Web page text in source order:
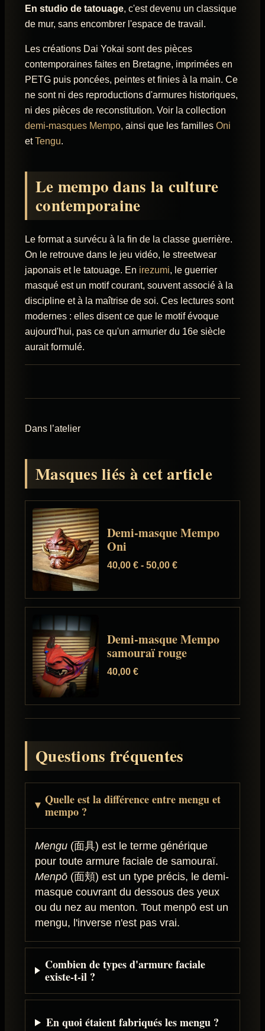
En studio de tatouage, c'est devenu un classique
de mur, sans encombrer l'espace de travail.
Les créations Dai Yokai sont des pièces
contemporaines faites en Bretagne, imprimées en
PETG puis poncées, peintes et finies à la main. Ce
ne sont ni des reproductions d'armures historiques,
ni des pièces de reconstitution. Voir la collection
demi-masques Mempo, ainsi que les familles Oni
etTengu.
Le mempo dans la culture
contemporaine
Le format a survécu à la fin de la classe guerrière.
On le retrouve dans le jeu vidéo, le streetwear
japonais et le tatouage. En irezumi, le guerrier
masqué est un motif courant, souvent associé à la
discipline et à la maîtrise de soi. Ces lectures sont
modernes : elles disent ce que le motif évoque
aujourd'hui, pas ce qu'un armurier du 16e siècle
aurait formulé.
Dans l’atelier
Masques liés à cet article
Demi-masque Mempo
Oni
40,00 € - 50,00 €
Demi-masque Mempo
samouraï rouge
40,00 €
Questions fréquentes
Quelle est la différence entre mengu et
mempo ?
Mengu (面具) est le terme générique
pour toute armure faciale de samouraï.
Menpō (面頬) est un type précis, le demi-
masque couvrant du dessous des yeux
ou du nez au menton. Tout menpō est un
mengu, l'inverse n'est pas vrai.
Combien de types d'armure faciale
existe-t-il ?
En quoi étaient fabriqués les mengu ?